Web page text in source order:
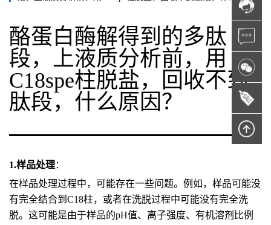
酪蛋白酶解得到的多肽
段，上液质分析前，用
C18spe柱脱盐，回收不到
肽段，什么原因？
1.样品处理：
在样品处理过程中，可能存在一些问题。例如，样品可能没
有完全结合到C18柱，或者在洗脱过程中可能没有完全洗
脱。这可能是由于样品的pH值、离子强度、有机溶剂比例